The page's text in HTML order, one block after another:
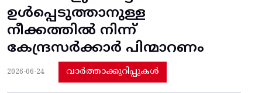
ഉള്‍പ്പെടുത്താനുള്ള
നീക്കത്തില്‍ നിന്ന്‌
കേന്ദ്രസര്‍ക്കാര്‍ പിന്മാറണം
2026-06-24 വാർത്താക്കുറിപ്പുകൾ